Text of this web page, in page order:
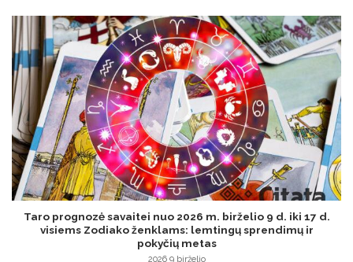
Taro prognozė savaitei nuo 2026 m. birželio 9 d. iki 17 d.
visiems Zodiako ženklams: lemtingų sprendimų ir
pokyčių metas
2026 9 birželio